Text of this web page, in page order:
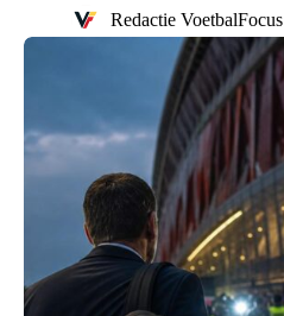
Redactie VoetbalFocus